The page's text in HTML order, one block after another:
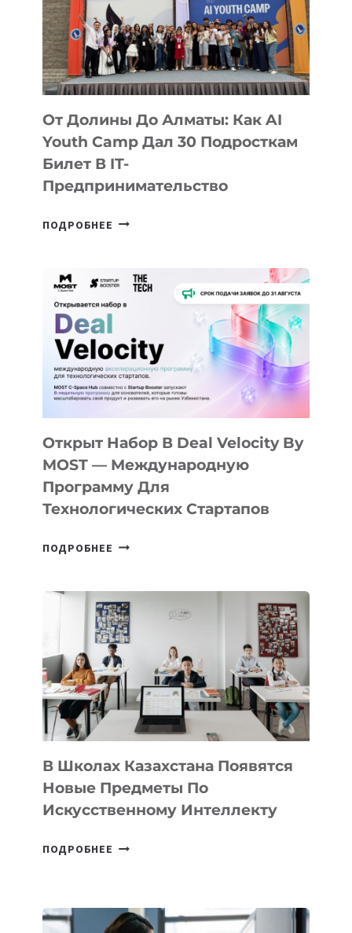
От Долины До Алматы: Как AI
Youth Camp Дал 30 Подросткам
Билет В IT-
Предпринимательство
ПОДРОБНЕЕ ОТ
АЛМАТЫ:
AI
YOUTH
CAMP
ДАЛ
30
ПОДРОСТКАМ
БИЛЕТ
ПРЕДПРИНИМАТЕЛЬСТВО
Открыт Набор В Deal Velocity By
MOST — Международную
Программу Для
Технологических Стартапов
ПОДРОБНЕЕ ОТКРЫТ
DEAL
VELOCITY
BY
MOST
—
МЕЖДУНАРОДНУЮ
ПРОГРАММУ
ДЛЯ
ТЕХНОЛОГИЧЕСКИХ
В Школах Казахстана Появятся
Новые Предметы По
Искусственному Интеллекту
ПОДРОБНЕЕ
НОВЫЕ